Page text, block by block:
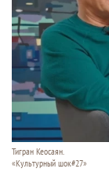
Тигран Кеосаян.
«Культурный шок#27»